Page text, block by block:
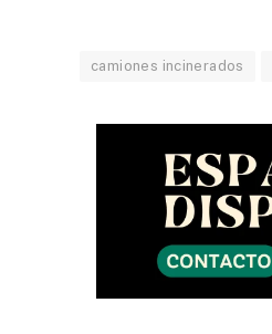
camiones incinerados